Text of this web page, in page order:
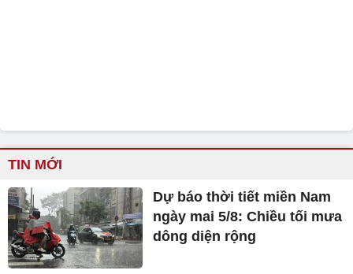
TIN MỚI
Dự báo thời tiết miền Nam
ngày mai 5/8: Chiều tối mưa
dông diện rộng